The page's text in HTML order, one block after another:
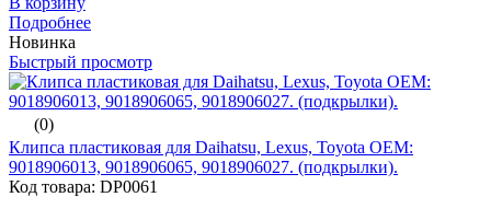
Подробнее
Новинка
Быстрый просмотр
(0)
Клипса пластиковая для Daihatsu, Lexus, Toyota ОЕМ:
9018906013, 9018906065, 9018906027. (подкрылки).
Код товара: DP0061